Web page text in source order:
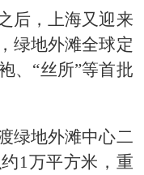
，上海又迎来
绿地外滩全球定
、“丝所”等首批
地外滩中心二
1万平方米，重